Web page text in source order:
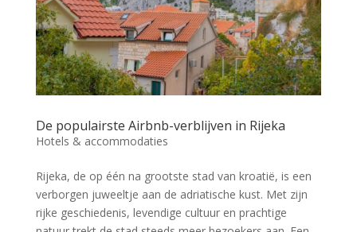
De populairste Airbnb-verblijven in Rijeka
Hotels & accommodaties
Rijeka, de op één na grootste stad van kroatië, is een
verborgen juweeltje aan de adriatische kust. Met zijn
rijke geschiedenis, levendige cultuur en prachtige